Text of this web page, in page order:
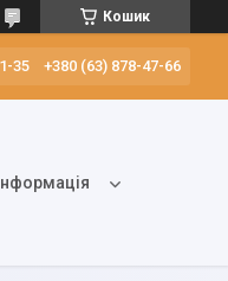
Кошик
35 +380 (63) 878-47-66
Інформація